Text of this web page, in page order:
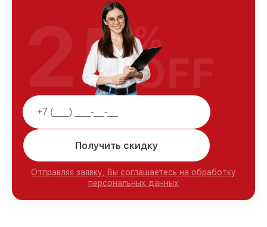
Получить скидку
Отправляя заявку, Вы соглашаетесь на обработку
персональных данных
25%
OFF